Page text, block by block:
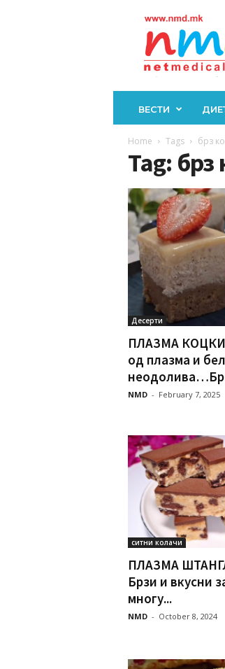
ВЕСТИ
Home Tags брз
Tag:
Десерти
ПЛАЗМА
од плазма и
NMD - February 7, 2025
ситни колачи
ПЛАЗМА
Брзи и вкусни
многу...
NMD - October 8, 2024